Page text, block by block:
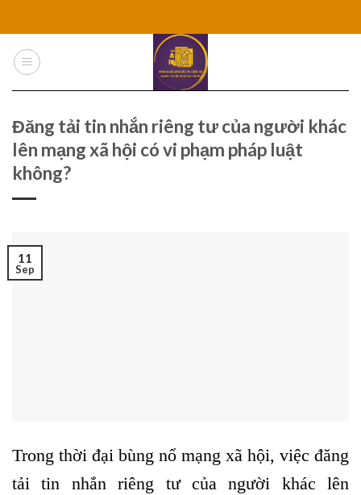
content
Đăng tải tin nhắn riêng tư của người khác
lên mạng xã hội có vi phạm pháp luật
không?
11
Sep
Trong thời đại bùng nổ mạng xã hội, việc đăng
tải tin nhắn riêng tư của người khác lên